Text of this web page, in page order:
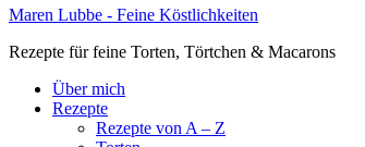
Maren Lubbe - Feine Köstlichkeiten
Rezepte für feine Torten, Törtchen & Macarons
Über mich
Rezepte
Rezepte von A – Z